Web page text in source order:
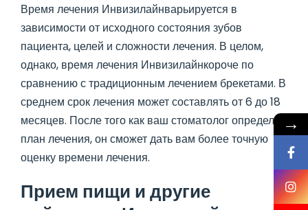
Время лечения Инвизилайнварьируется в
зависимости от исходного состояния зубов
пациента, целей и сложности лечения. В целом,
однако, время лечения Инвизилайнкороче по
сравнению с традиционным лечением брекетами. В
среднем срок лечения может составлять от 6 до 18
месяцев. После того как ваш стоматолог определит
план лечения, он сможет дать вам более точную
оценку времени лечения.
Прием пищи и другие
→